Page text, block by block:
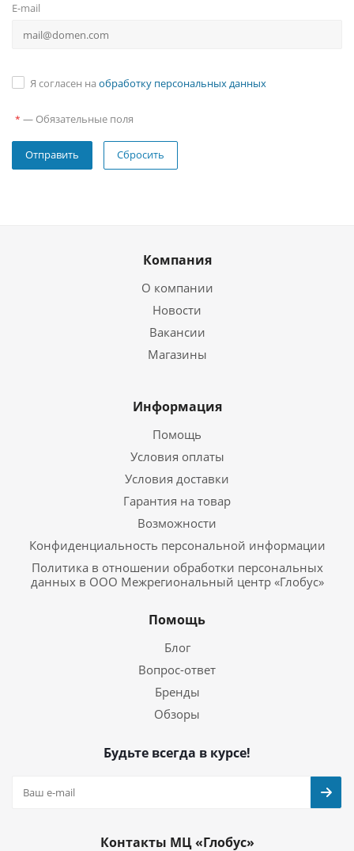
E-mail
Я согласен на обработку персональных данных
* — Обязательные поля
Сбросить
Компания
О компании
Новости
Вакансии
Магазины
Информация
Помощь
Условия оплаты
Условия доставки
Гарантия на товар
Возможности
Конфиденциальность персональной информации
Политика в отношении обработки персональных
данных в ООО Межрегиональный центр «Глобус»
Помощь
Блог
Вопрос-ответ
Бренды
Обзоры
Будьте всегда в курсе!
Контакты МЦ «Глобус»